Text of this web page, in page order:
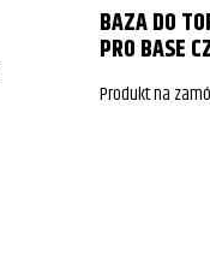
BAZA DO
PRO BASE
Produkt na